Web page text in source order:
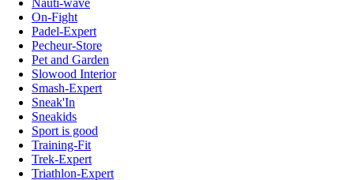
Nauti-wave
On-Fight
Padel-Expert
Pecheur-Store
Pet and Garden
Slowood Interior
Smash-Expert
Sneak'In
Sneakids
Sport is good
Training-Fit
Trek-Expert
Triathlon-Expert